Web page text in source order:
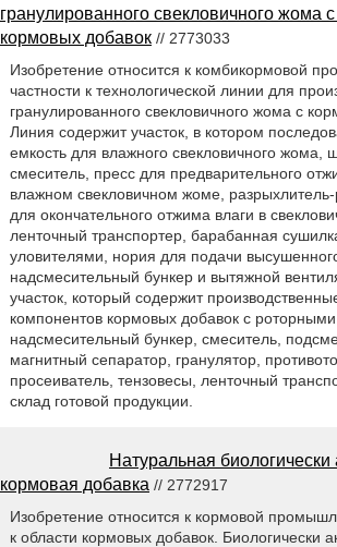
гранулированного свекловичного жома
кормовых добавок // 2773033
Изобретение относится к комбикормовой
частности к технологической линии для
гранулированного свекловичного жома с
Линия содержит участок, в котором
емкость для влажного свекловичного жома,
смеситель, пресс для предварительного
влажном свекловичном жоме, разрыхлитель-
для окончательного отжима влаги в
ленточный транспортер, барабанная
уловителями, нория для подачи
надсмесительный бункер и вытяжной
участок, который содержит
компонентов кормовых добавок с роторными
надсмесительный бункер, смеситель,
магнитный сепаратор, гранулятор,
просеиватель, тензовесы, ленточный
склад готовой продукции.
Натуральная биологически
кормовая добавка // 2772917
Изобретение относится к кормовой
к области кормовых добавок. Биологически